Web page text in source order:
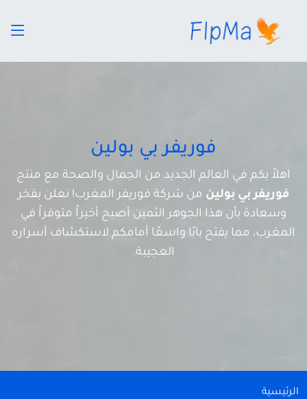
فوريفر بي بولين
اهلاً بكم في العالم الجديد من الجمال والصحة مع منتج
فوريفر بي بولين من شركة فوريفر المغرب! نعلن بفخر
وسعادة بأن هذا الجوهر الثمين أصبح أخيراً متوفراً في
المغرب، مما يفتح بابًا واسعًا أمامكم لاستكشاف أسراره
العجيبة.
الرئيسية